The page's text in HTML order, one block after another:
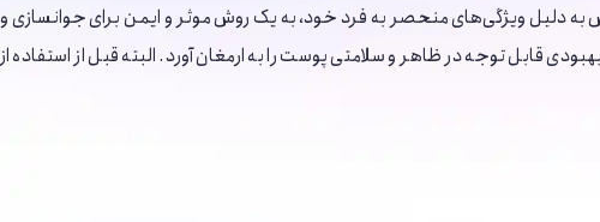
دلیل ویژگی‌های منحصر به فرد خود، به یک روش موثر و ایمن برای جوانسازی و
قابل توجه در ظاهر و سلامتی پوست را به ارمغان آورد. البته قبل از استفاده از